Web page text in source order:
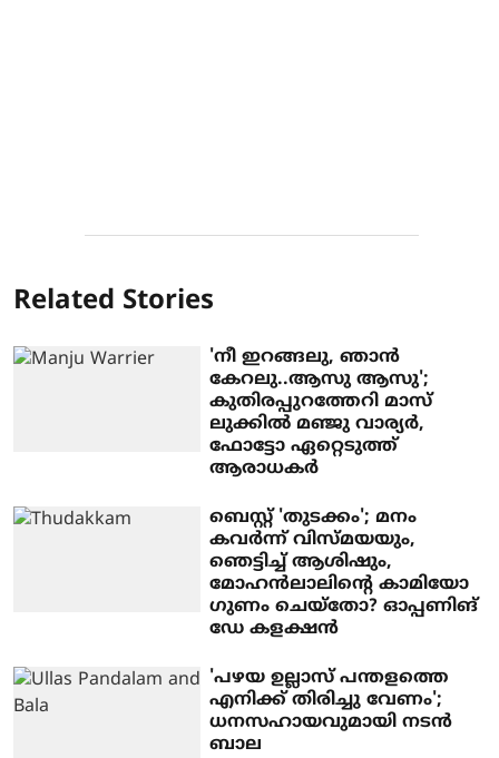
Related Stories
'നീ ഇറങ്ങലു, ഞാൻ
കേറലു..ആസു ആസു';
കുതിരപ്പുറത്തേറി മാസ്
ലുക്കിൽ മഞ്ജു വാര്യർ,
ഫോട്ടോ ഏറ്റെടുത്ത്
ആരാധകർ
ബെസ്റ്റ് 'തുടക്കം'; മനം
കവർന്ന് വിസ്മയയും,
ഞെട്ടിച്ച് ആശിഷും,
മോഹൻലാലിന്റെ കാമിയോ ​
ഗുണം ചെയ്തോ? ഓപ്പണിങ്
ഡേ കളക്ഷൻ
'പഴയ ഉല്ലാസ് പന്തളത്തെ
എനിക്ക് തിരിച്ചു വേണം';
ധനസഹായവുമായി നടന്‍
ബാല